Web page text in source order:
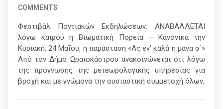
COMMENTS
Φεστιβάλ Ποντιακών Εκδηλώσεων: ΑΝΑΒΑΛΛΕΤΑΙ
λόγω καιρού η Βιωματική Πορεία – Κανονικά την
Κυριακή, 24 Μαΐου, η παράσταση «Ας εν’ καλά η μάνα σ΄»
Από τον Δήμο Ωραιοκάστρου ανακοινώνεται ότι λόγω
της πρόγνωσης της μετεωρολογικής υπηρεσίας για
βροχή και με γνώμονα την ουσιαστική συμμετοχή όλων,